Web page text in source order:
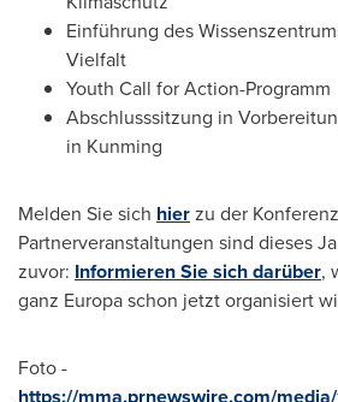
Einführung des
Vielfalt
Youth Call for Action-Programm
Abschlusssitzung in
in Kunming
Melden Siesich hierzu der
Partnerveranstaltungen sind dieses
zuvor: Informieren Sie sich darüber,
ganz Europa schon jetzt organisiert
Foto -
https://mma.prnewswire.com/media/